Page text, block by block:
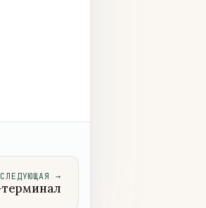
СЛЕДУЮЩАЯ →